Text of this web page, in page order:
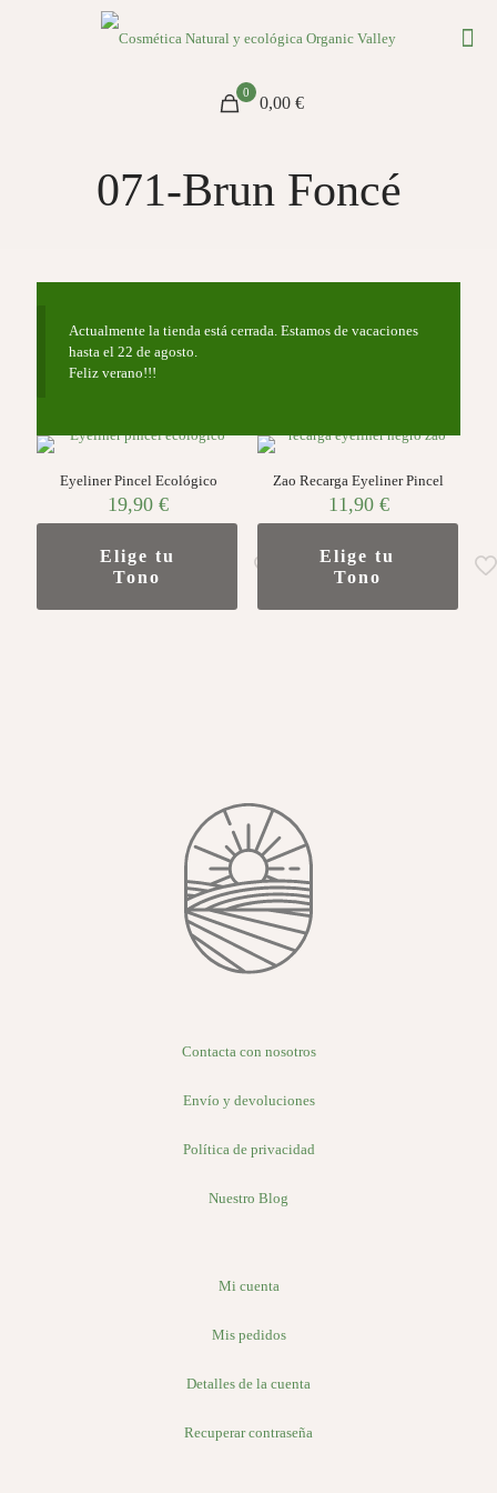
0
0,00 €
071-Brun Foncé
Actualmente la tienda está cerrada. Estamos de vacaciones
hasta el 22 de agosto.
Feliz verano!!!
Eyeliner Pincel Ecológico
19,90€
Elige tu
Tono
Zao Recarga Eyeliner Pincel
11,90 €
Elige tu
Tono
Contacta con nosotros
Envío y devoluciones
Política de privacidad
Nuestro Blog
Mi cuenta
Mis pedidos
Detalles de la cuenta
Recuperar contraseña